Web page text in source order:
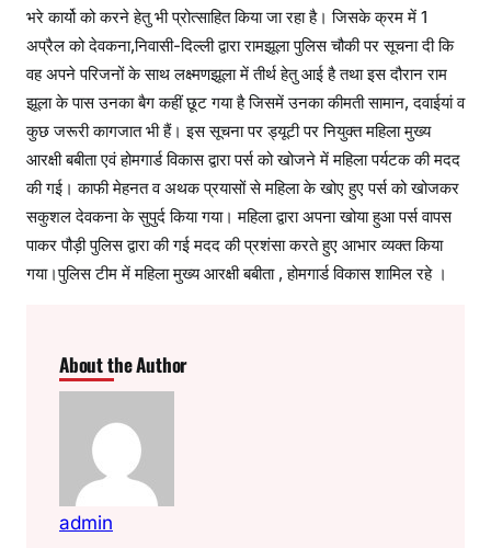
भरे कार्यो को करने हेतु भी प्रोत्साहित किया जा रहा है। जिसके क्रम में 1
अप्रैल को देवकना,निवासी-दिल्ली द्वारा रामझूला पुलिस चौकी पर सूचना दी कि
वह अपने परिजनों के साथ लक्ष्मणझूला में तीर्थ हेतु आई है तथा इस दौरान राम
झूला के पास उनका बैग कहीं छूट गया है जिसमें उनका कीमती सामान, दवाईयां व
कुछ जरूरी कागजात भी हैं। इस सूचना पर ड्यूटी पर नियुक्त महिला मुख्य
आरक्षी बबीता एवं होमगार्ड विकास द्वारा पर्स को खोजने में महिला पर्यटक की मदद
की गई। काफी मेहनत व अथक प्रयासों से महिला के खोए हुए पर्स को खोजकर
सकुशल देवकना के सुपुर्द किया गया। महिला द्वारा अपना खोया हुआ पर्स वापस
पाकर पौड़ी पुलिस द्वारा की गई मदद की प्रशंसा करते हुए आभार व्यक्त किया
गया।पुलिस टीम में महिला मुख्य आरक्षी बबीता , होमगार्ड विकास शामिल रहे ।
About the Author
admin